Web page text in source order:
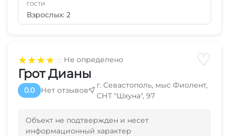
★★★★☆Не определено ♡
Грот Дианы
0.0 Нет отзывов
г. Севастополь, мыс Фиолент,
СНТ "Шхуна", 97
Объект не подтвержден и несет
информационный характер
ГОСТИ
Взрослых: 2